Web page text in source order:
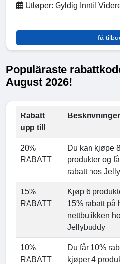
Utløper: Gyldig Inntil
få
Populäraste
August 2026!
Rabatt
upp till
20%
RABATT
Du kan kjøpe 8
produkter og
rabatt hos
15%
RABATT
Kjøp 6
15% rabatt på
nettbutikken
Jellybuddy
10%
RABATT
Du får 10%
kjøper 4